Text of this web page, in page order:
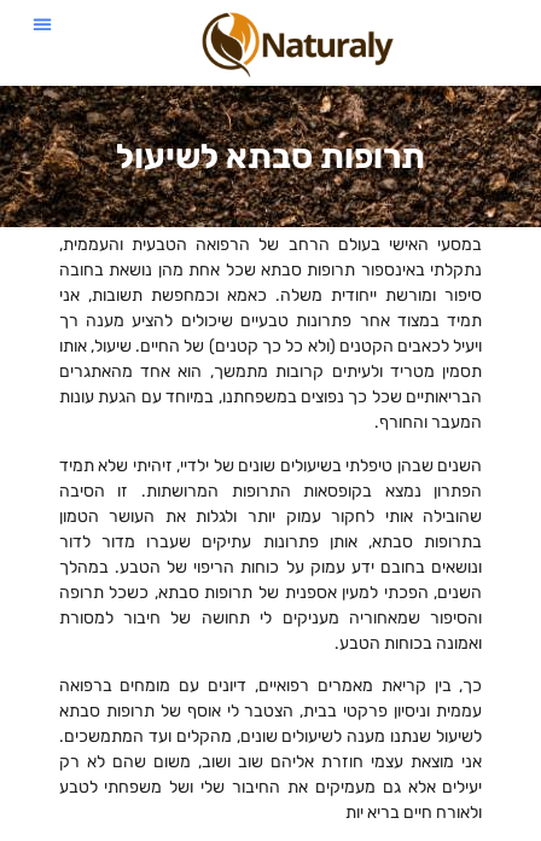
תרופות סבתא לשיעול
במסעי האישי בעולם הרחב של הרפואה הטבעית והעממית,
נתקלתי באינספור תרופות סבתא שכל אחת מהן נושאת בחובה
סיפור ומורשת ייחודית משלה. כאמא וכמחפשת תשובות, אני
תמיד במצוד אחר פתרונות טבעיים שיכולים להציע מענה רך
ויעיל לכאבים הקטנים (ולא כל כך קטנים) של החיים. שיעול, אותו
תסמין מטריד ולעיתים קרובות מתמשך, הוא אחד מהאתגרים
הבריאותיים שכל כך נפוצים במשפחתנו, במיוחד עם הגעת עונות
המעבר והחורף.
השנים שבהן טיפלתי בשיעולים שונים של ילדיי, זיהיתי שלא תמיד
הפתרון נמצא בקופסאות התרופות המרושתות. זו הסיבה
שהובילה אותי לחקור עמוק יותר ולגלות את העושר הטמון
בתרופות סבתא, אותן פתרונות עתיקים שעברו מדור לדור
ונושאים בחובם ידע עמוק על כוחות הריפוי של הטבע. במהלך
השנים, הפכתי למעין אספנית של תרופות סבתא, כשכל תרופה
והסיפור שמאחוריה מעניקים לי תחושה של חיבור למסורת
ואמונה בכוחות הטבע.
כך, בין קריאת מאמרים רפואיים, דיונים עם מומחים ברפואה
עממית וניסיון פרקטי בבית, הצטבר לי אוסף של תרופות סבתא
לשיעול שנתנו מענה לשיעולים שונים, מהקלים ועד המתמשכים.
אני מוצאת עצמי חוזרת אליהם שוב ושוב, משום שהם לא רק
יעילים אלא גם מעמיקים את החיבור שלי ושל משפחתי לטבע
ולאורח חיים בריא יות